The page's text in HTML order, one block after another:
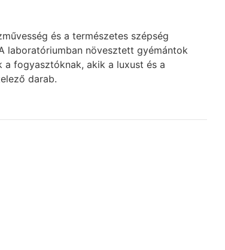
és a természetes szépség
laboratóriumban növesztett gyémántok
fogyasztóknak, akik a luxust és a
darab.